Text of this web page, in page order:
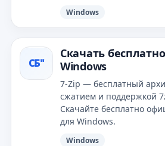
Windows
СБ"
Скачать
Windows
7-Zip — бесплатный
сжатием и поддержкой
Скачайте бесплатно
для Windows.
Windows